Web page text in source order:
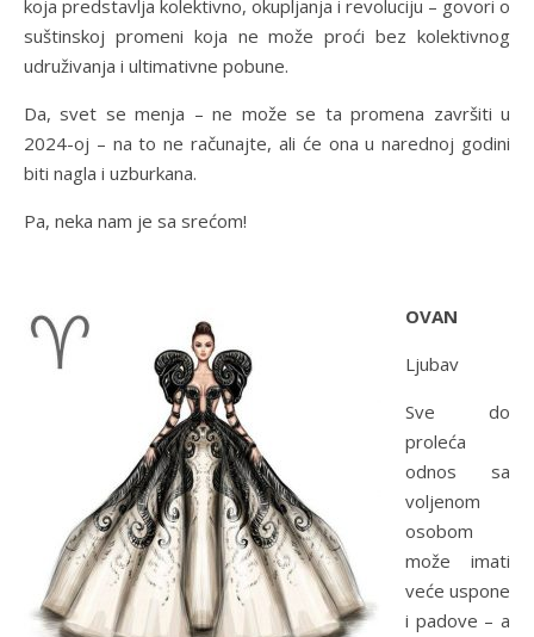
koja predstavlja kolektivno, okupljanja i revoluciju – govori o
suštinskoj promeni koja ne može proći bez kolektivnog
udruživanja i ultimativne pobune.
Da, svet se menja – ne može se ta promena završiti u
2024-oj – na to ne računajte, ali će ona u narednoj godini
biti nagla i uzburkana.
Pa, neka nam je sa srećom!
OVAN
Ljubav
Sve do
proleća
odnos sa
voljenom
osobom
može imati
veće uspone
i padove – a